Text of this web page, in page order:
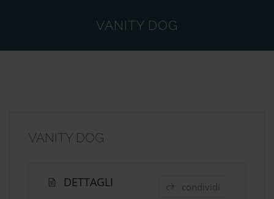
VANITY DOG
VANITY DOG
DETTAGLI condividi